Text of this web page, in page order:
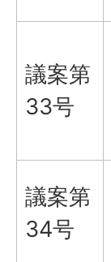
議案第
33号
議案第
34号